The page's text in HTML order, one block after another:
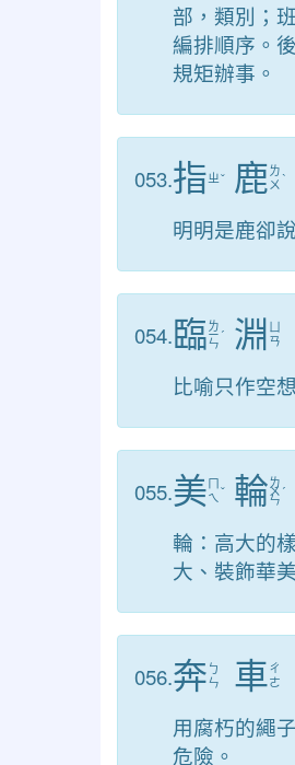
部，類別；
編排順序。
規矩辦事。
053.指ㄓˇ 鹿ㄌ
ㄨ ˋ
明明是鹿卻
054.臨ㄌ
ㄧ
ㄣ
ˊ 淵 ㄢ
比喻只作空
055.美 ㄇ
ㄟ ˇ 輪ㄌ
ㄨ
ㄣ
ˊ
輪：高大的
大、裝飾華
056.奔 ㄅ
ㄣ
車ㄔ
ㄜ
用腐朽的繩
危險。